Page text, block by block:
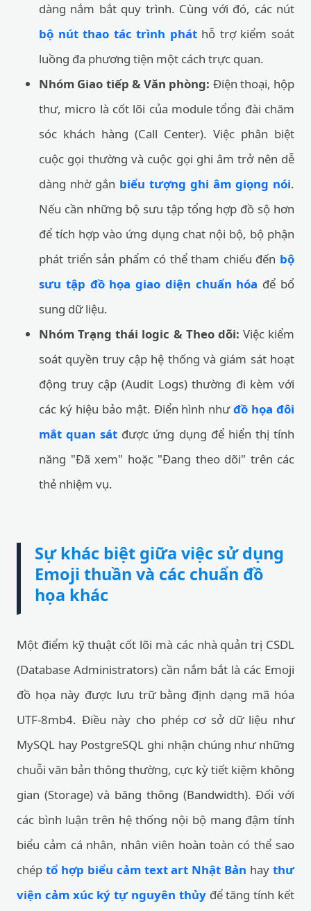
dàng nắm bắt quy trình. Cùng với đó, các nút
bộ nút thao tác trình pháthỗ trợ kiểm soát
luồng đa phương tiện một cách trực quan.
Nhóm Giao tiếp & Văn phòng: Điện thoại, hộp
thư, micro là cốt lõi của module tổng đài chăm
sóc khách hàng (Call Center). Việc phân biệt
cuộc gọi thường và cuộc gọi ghi âm trở nên dễ
dàng nhờ gắn biểu tượng ghi âm giọng nói.
Nếu cần những bộ sưu tập tổng hợp đồ sộ hơn
để tích hợp vào ứng dụng chat nội bộ, bộ phận
phát triển sản phẩm có thể tham chiếu đến bộ
sưu tập đồ họa giao diện chuẩn hóa để bổ
sung dữ liệu.
Nhóm Trạng thái logic & Theo dõi: Việc kiểm
soát quyền truy cập hệ thống và giám sát hoạt
động truy cập (Audit Logs) thường đi kèm với
các ký hiệu bảo mật. Điển hình nhưđồ họa đôi
mắt quan sát được ứng dụng để hiển thị tính
năng "Đã xem" hoặc "Đang theo dõi" trên các
thẻ nhiệm vụ.
Sự khác biệt giữa việc sử dụng
Emoji thuần và các chuẩn đồ
họa khác
Một điểm kỹ thuật cốt lõi mà các nhà quản trị CSDL
(Database Administrators) cần nắm bắt là các Emoji
đồ họa này được lưu trữ bằng định dạng mã hóa
UTF-8mb4. Điều này cho phép cơ sở dữ liệu như
MySQL hay PostgreSQL ghi nhận chúng như những
chuỗi văn bản thông thường, cực kỳ tiết kiệm không
gian (Storage) và băng thông (Bandwidth). Đối với
các bình luận trên hệ thống nội bộ mang đậm tính
biểu cảm cá nhân, nhân viên hoàn toàn có thể sao
chép tổ hợp biểu cảm text art Nhật Bản haythư
viện cảm xúc ký tự nguyên thủyđể tăng tính kết